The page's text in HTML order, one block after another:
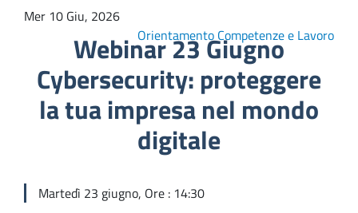
Mer 10 Giu, 2026
Webinar 23 Giugno
Cybersecurity: proteggere
la tua impresa nel mondo
digitale
Orientamento Competenze e Lavoro
Martedì 23 giugno, Ore : 14:30